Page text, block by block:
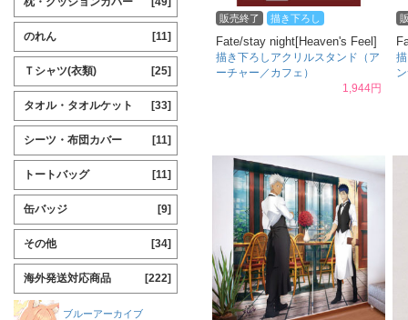
販売終了 描き下ろし
Fate/stay night[Heaven's Feel]
描き下ろしアクリルスタンド（ア
ーチャー／カフェ）
1,944円
のれん [11]
Ｔシャツ(衣類) [25]
タオル・タオルケット [33]
シーツ・布団カバー [11]
トートバッグ [11]
缶バッジ [9]
その他 [34]
海外発送対応商品 [222]
ブルーアーカイブ